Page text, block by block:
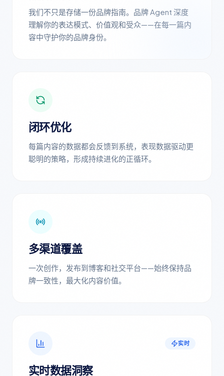
我们不只是存储一份品牌指南。品牌 Agent 深度
理解你的表达模式、价值观和受众——在每一篇内
容中守护你的品牌身份。
闭环优化
每篇内容的数据都会反馈到系统，表现数据驱动更
聪明的策略，形成持续进化的正循环。
多渠道覆盖
一次创作，发布到博客和社交平台——始终保持品
牌一致性，最大化内容价值。
实时
实时数据洞察